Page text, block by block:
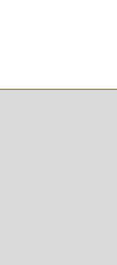
an die elegante
Schicht aus
wirkungsvoll